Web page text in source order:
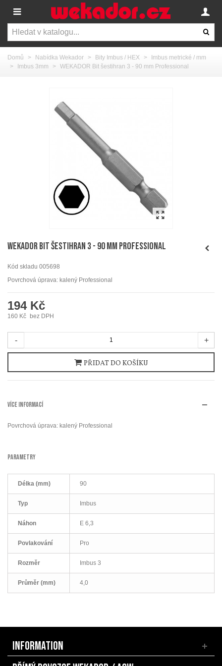
Domů > Nabídka Wekador > Bity Imbus / HEX >
Imbus metrické / mm
>
Imbus 3mm > WEKADOR Bit šestihran 3 - 90 mm Professional
WEKADOR Bit šestihran 3 - 90 mm Professional
Kód skladu 005698
Povrchová úprava: kalený Professional
194 Kč
160 Kč bez DPH
- +
PŘIDAT DO KOŠÍKU
VÍCE INFORMACÍ
Povrchová úprava: kalený Professional
PARAMETRY
Délka (mm) 90
Typ Imbus
Náhon E 6,3
Povlakování Pro
Rozměr Imbus 3
Průměr (mm) 4,0
INFORMATION